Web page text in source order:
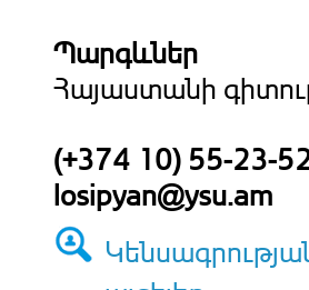
Պարգևներ
Հայաստանի
(+374 10) 55-23-
losipyan@ysu.am